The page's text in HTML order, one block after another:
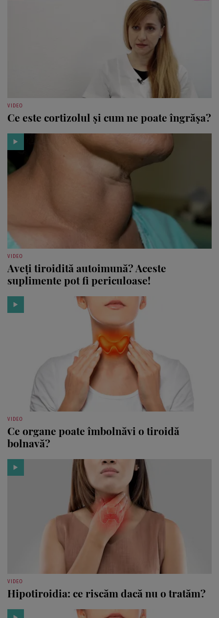
VIDEO
Ce este cortizolul și cum ne poate îngrășa?
VIDEO
Aveți tiroidită autoimună? Aceste
suplimente pot fi periculoase!
VIDEO
Ce organe poate îmbolnăvi o tiroidă
bolnavă?
VIDEO
Hipotiroidia: ce riscăm dacă nu o tratăm?